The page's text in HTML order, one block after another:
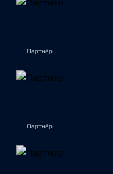
Партнёр
Партнёр